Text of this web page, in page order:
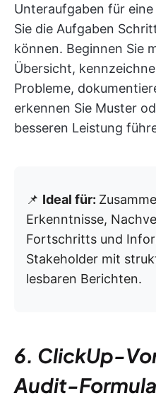
Unteraufgaben für
Sie die Aufgaben
können. Beginnen Sie
Übersicht,
Probleme,
erkennen Sie Muster
besseren Leistung
📌 Ideal für:
Erkenntnisse,
Fortschritts und
Stakeholder mit
lesbaren Berichten.
6. ClickUp-
Audit-